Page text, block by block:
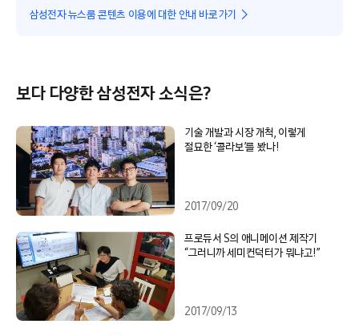
삼성전자 뉴스룸 콘텐츠 이용에 대한 안내 바로가기
보다 다양한 삼성전자 소식은?
기술 개발과 시장 개척, 이렇게
절묘한 ‘콜라보’를 봤나!
2017/09/20
프로듀서 S의 애니메이션 제작기
“그러니까 세미컨덕터가 뭐냐고!”
2017/09/13